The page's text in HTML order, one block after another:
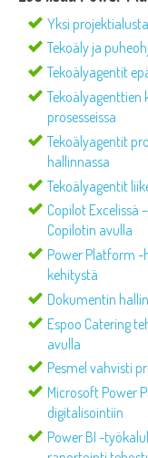
Yksi
Tekoäly ja
Tekoälyagentit
prosesseissa
Tekoälyagentit
hallinnassa
Tekoälyagentit
Copilot Excelissä
Copilotin avulla
Power Platform
kehitystä
Dokumentin
Espoo Catering
avulla
Pesmel vahvisti
Microsoft Power
digitalisointiin
Power BI -